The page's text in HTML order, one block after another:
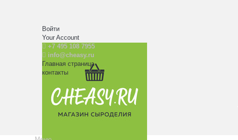
Войти
Your Account
+7 495 108 7955
info@cheasy.ru
Главная страница
контакты